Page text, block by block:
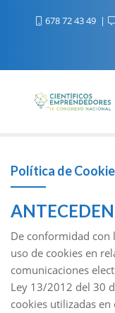
678 72 43 49
Política de
De conformidad con
uso de cookies en
comunicaciones
Ley 13/2012 del 30
cookies utilizadas